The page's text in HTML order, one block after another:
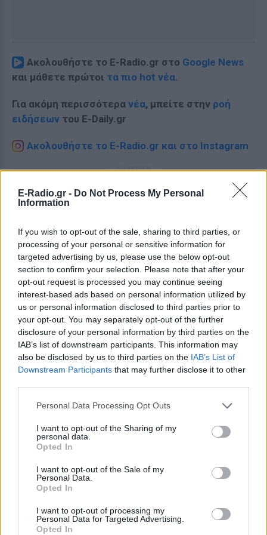
E-Radio.gr - Do Not Process My Personal
Information
If you wish to opt-out of the sale, sharing to third parties, or
processing of your personal or sensitive information for
targeted advertising by us, please use the below opt-out
section to confirm your selection. Please note that after your
opt-out request is processed you may continue seeing
interest-based ads based on personal information utilized by
us or personal information disclosed to third parties prior to
your opt-out. You may separately opt-out of the further
disclosure of your personal information by third parties on the
IAB’s list of downstream participants. This information may
also be disclosed by us to third parties on the IAB’s List of
Downstream Participants that may further disclose it to other
Personal Data Processing Opt Outs
I want to opt-out of the Sharing of my
personal data.
Opted In
I want to opt-out of the Sale of my
Personal Data.
Opted In
I want to opt-out of processing my
Personal Data for Targeted Advertising.
Opted In
Ακολουθήστε το E-Radio.gr στο Google News
και μάθετε πρώτοι τα πιο hot νέα.
Για ακόμη περισσότερα νέα, μπείτε στην ροή
ειδήσεων του E-Daily.gr
Ακολουθήστε το E-Radio.gr και στο Instagram
ΔΙΑΦΗΜΙΣΗ
ΣΤΗΝ ΙΔΙΑ ΚΑΤΗΓΟΡΙΑ
Γιαννακόπουλος για Ολυμπιακό:
«Πριν 10 χρόνια φώναζαν